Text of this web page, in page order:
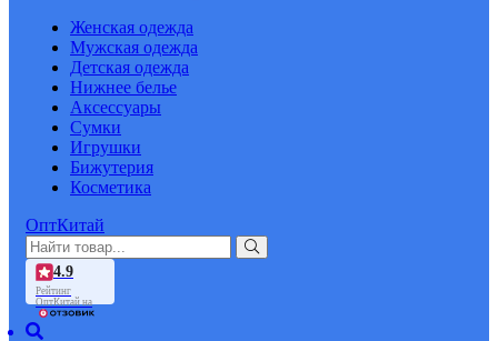
Женская одежда
Мужская одежда
Детская одежда
Нижнее белье
Аксессуары
Сумки
Игрушки
Бижутерия
Косметика
ОптКитай
4.9
Рейтинг
ОптКитай на